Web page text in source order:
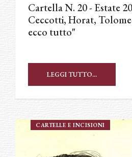
Cartella N. 20 - Estate
Ceccotti, Horat,
ecco tutto"
LEGGI TUTTO...
CARTELLE E INCISIONI